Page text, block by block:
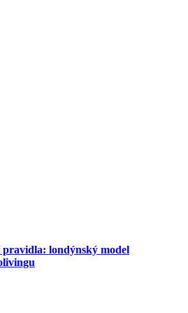
pravidla: londýnský model